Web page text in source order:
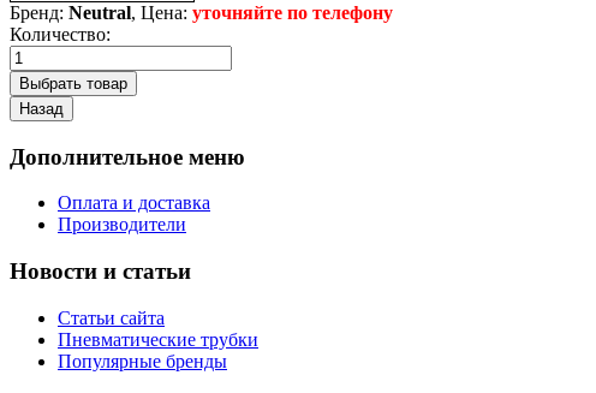
Бренд: Neutral, Цена: уточняйте по телефону
Количество:
Дополнительное меню
Оплата и доставка
Производители
Новости и статьи
Статьи сайта
Пневматические трубки
Популярные бренды